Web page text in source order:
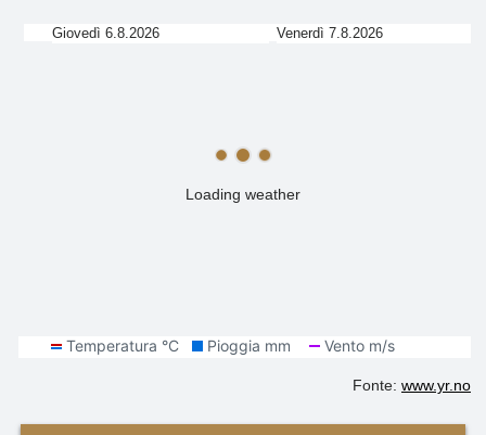
Loading weather
Giovedì 6.8.2026 Venerdì 7.8.2026
Fonte: www.yr.no